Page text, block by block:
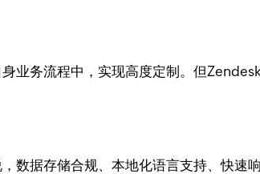
业务流程中，实现高度定制。但
数据存储合规、本地化语言支持、快速